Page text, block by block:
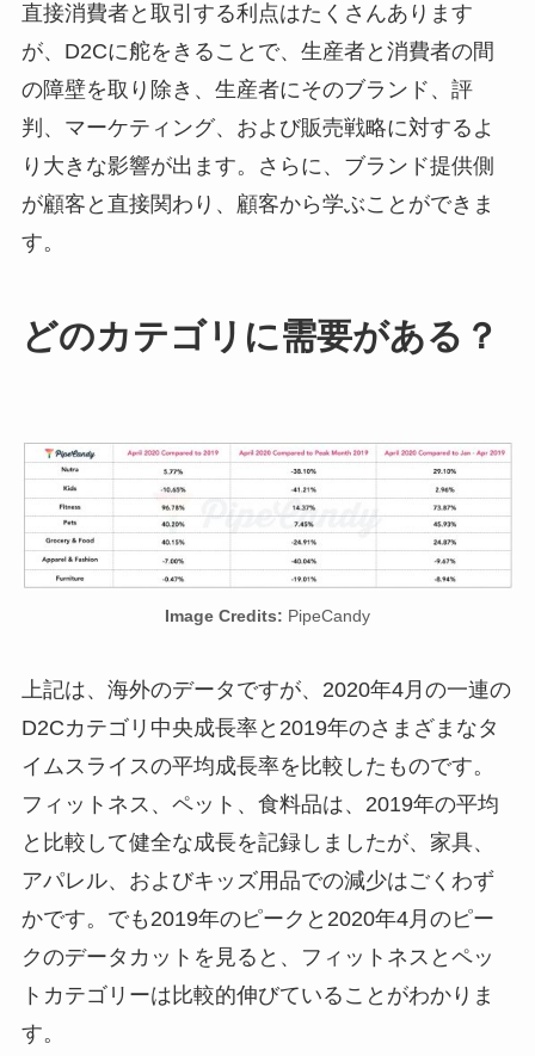
直接消費者と取引する利点はたくさんあります
が、D2Cに舵をきることで、生産者と消費者の間
の障壁を取り除き、生産者にそのブランド、評
判、マーケティング、および販売戦略に対するよ
り大きな影響が出ます。さらに、ブランド提供側
が顧客と直接関わり、顧客から学ぶことができま
す。
どのカテゴリに需要がある？
Image Credits: PipeCandy
上記は、海外のデータですが、2020年4月の一連の
D2Cカテゴリ中央成長率と2019年のさまざまなタ
イムスライスの平均成長率を比較したものです。
フィットネス、ペット、食料品は、2019年の平均
と比較して健全な成長を記録しましたが、家具、
アパレル、およびキッズ用品での減少はごくわず
かです。でも2019年のピークと2020年4月のピー
クのデータカットを見ると、フィットネスとペッ
トカテゴリーは比較的伸びていることがわかりま
す。